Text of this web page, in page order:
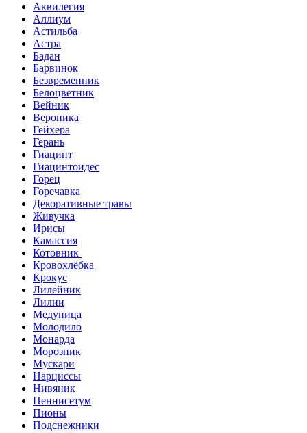
Аквилегия
Аллиум
Астильба
Астра
Бадан
Барвинок
Безвременник
Белоцветник
Вейник
Вероника
Гейхера
Герань
Гиацинт
Гиацинтоидес
Горец
Горечавка
Декоративные травы
Живучка
Ирисы
Камассия
Котовник
Кровохлёбка
Крокус
Лилейник
Лилии
Медуница
Молодило
Монарда
Морозник
Мускари
Нарциссы
Нивяник
Пеннисетум
Пионы
Подснежники